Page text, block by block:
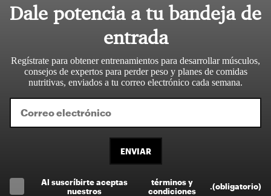
Dale potencia a tu bandeja de
entrada
Regístrate para obtener entrenamientos para desarrollar músculos,
consejos de expertos para perder peso y planes de comidas
nutritivas, enviados a tu correo electrónico cada semana.
ENVIAR
Al suscríbirte aceptas
nuestros
términos y
condiciones
.(obligatorio)